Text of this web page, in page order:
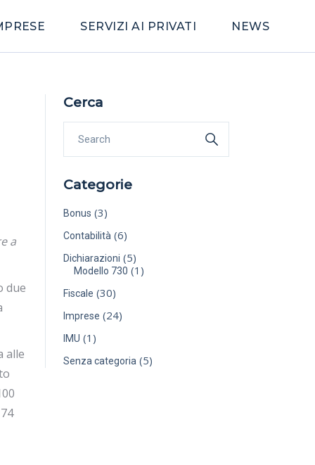
SERVIZI AI PRIVATI NEWS
a
due
alle
Cerca
Categorie
Bonus (3)
Contabilità (6)
Dichiarazioni (5)
Modello 730 (1)
Fiscale (30)
Imprese (24)
IMU (1)
Senza categoria (5)